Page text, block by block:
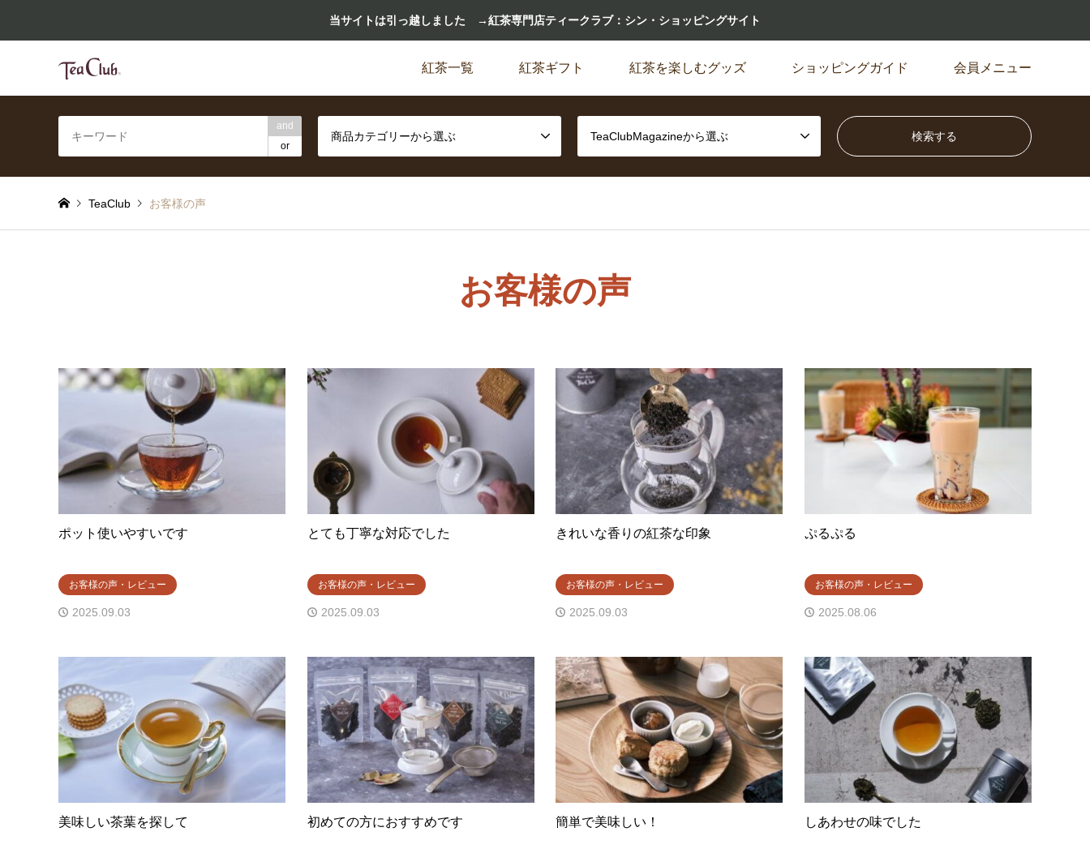
当サイトは引っ越しました →紅茶専門店ティークラブ：シン・ショッピングサイト
紅茶一覧 紅茶ギフト 紅茶を楽しむグッズ ショッピングガイド 会員メニュー
and
or
商品カテゴリーから選ぶ TeaClubMagazineから選ぶ
TeaClub お客様の声
お客様の声
ポット使いやすいです
お客様の声・レビュー
2025.09.03
とても丁寧な対応でした
お客様の声・レビュー
2025.09.03
きれいな香りの紅茶な印象
お客様の声・レビュー
2025.09.03
ぷるぷる
お客様の声・レビュー
2025.08.06
美味しい茶葉を探して 初めての方におすすめです 簡単で美味しい！ しあわせの味でした